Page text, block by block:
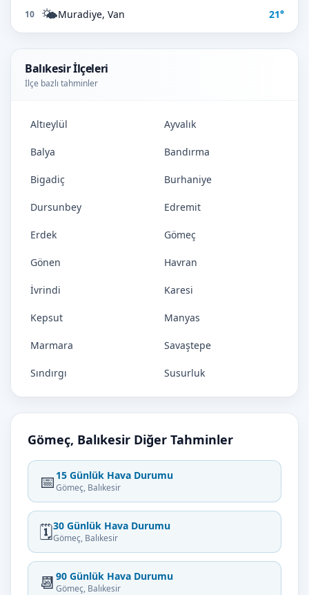
10 🌤️Muradiye, Van 21°
Balıkesir İlçeleri
İlçe bazlı tahminler
Altıeylül Ayvalık
Balya Bandırma
Bigadiç Burhaniye
Dursunbey Edremit
Erdek Gömeç
Gönen Havran
İvrindi Karesi
Kepsut Manyas
Marmara Savaştepe
Sındırgı Susurluk
Gömeç, Balıkesir Diğer Tahminler
📅 15 Günlük Hava Durumu
Gömeç, Balıkesir
🗓️30 Günlük Hava Durumu
Gömeç, Balıkesir
📆 90 Günlük Hava Durumu
Gömeç, Balıkesir